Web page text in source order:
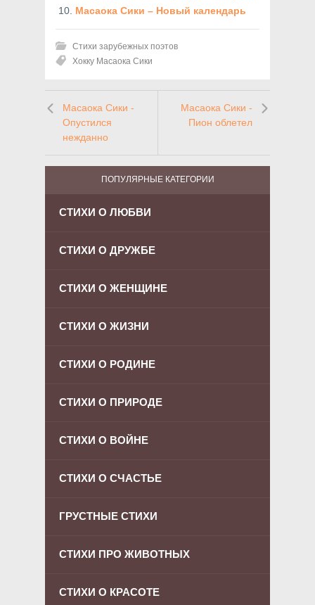
Масаока Сики – Новый календарь
Стихи зарубежных поэтов
Хокку Масаока Сики
Масаока Сики -
Опустился
нежданно
Масаока Сики -
Пион облетел
ПОПУЛЯРНЫЕ КАТЕГОРИИ
СТИХИ О ЛЮБВИ
СТИХИ О ДРУЖБЕ
СТИХИ О ЖЕНЩИНЕ
СТИХИ О ЖИЗНИ
СТИХИ О РОДИНЕ
СТИХИ О ПРИРОДЕ
СТИХИ О ВОЙНЕ
СТИХИ О СЧАСТЬЕ
ГРУСТНЫЕ СТИХИ
СТИХИ ПРО ЖИВОТНЫХ
СТИХИ О КРАСОТЕ